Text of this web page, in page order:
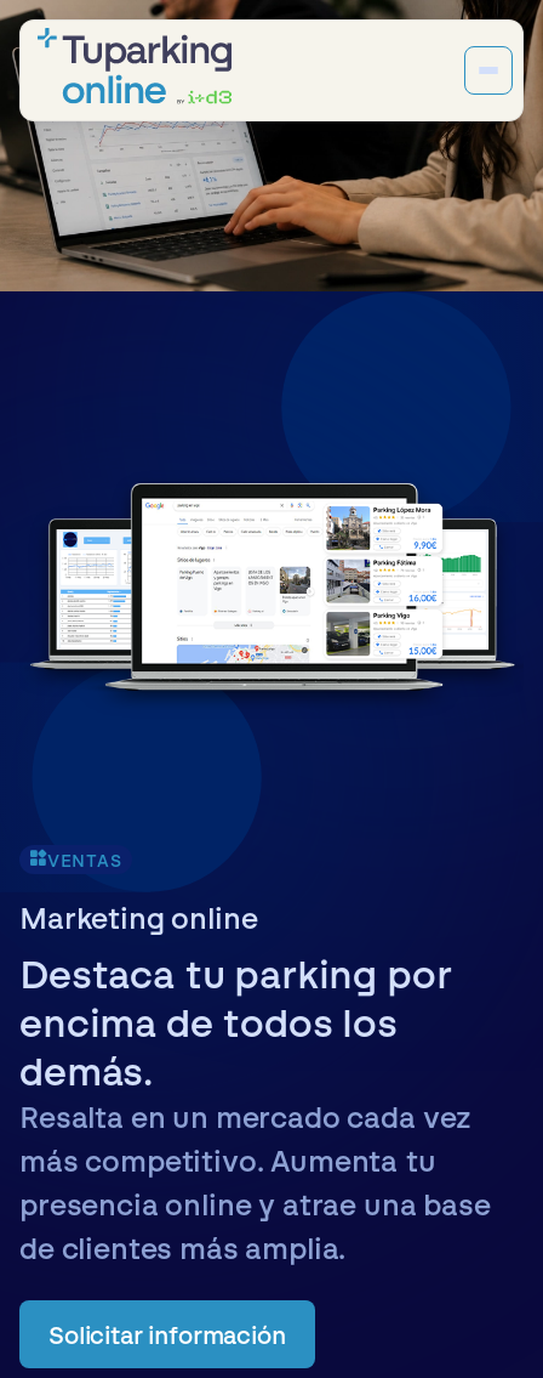
VENTAS
Marketing online
Destaca tu parking por
encima de todos los
demás.
Resalta en un mercado cada vez
más competitivo. Aumenta tu
presencia online y atrae una base
de clientes más amplia.
Solicitar información